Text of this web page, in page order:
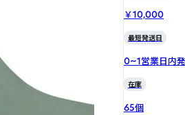
￥10,000
最短発送日
0~1営業日内
在庫
65個